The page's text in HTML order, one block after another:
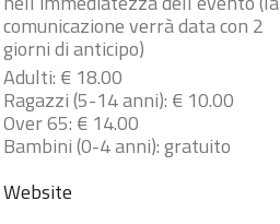
comunicazione verrà data con 2
giorni di anticipo)
Adulti: € 18.00
Ragazzi (5-14 anni): € 10.00
Over 65: € 14.00
Bambini (0-4 anni): gratuito
Website